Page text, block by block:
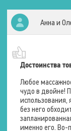
Тип проработки
Зоны
Анна и
Достоинства
Любое
чудо в двойне!
использования,
без него
именно его. Во-